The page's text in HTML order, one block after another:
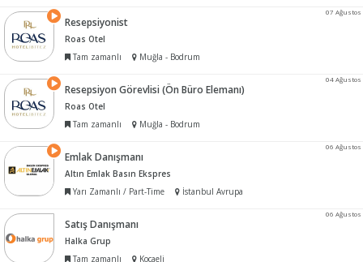
07 Ağustos
Resepsiyonist
Roas Otel
Tam zamanlı
Muğla - Bodrum
04 Ağustos
Resepsiyon Görevlisi (Ön Büro Elemanı)
Roas Otel
Tam zamanlı
Muğla - Bodrum
06 Ağustos
Emlak Danışmanı
Altın Emlak Basın Ekspres
Yarı Zamanlı / Part-Time
İstanbul Avrupa
06 Ağustos
Satış Danışmanı
Halka Grup
Tam zamanlı
Kocaeli